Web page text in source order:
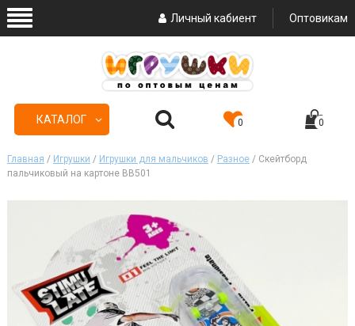
Личный кабиент Оптовикам
КАТАЛОГ 0 0
Главная / Игрушки / Игрушки для мальчиков / Разное/ Скейтборд
пальчиковый на картоне ВВ501